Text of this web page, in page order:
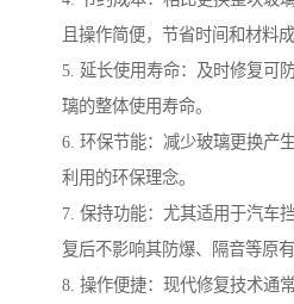
且操作简便，节省时间和材料成
5. 延长使用寿命：及时修复可
璃的整体使用寿命。
6. 环保节能：减少玻璃更换产
利用的环保理念。
7. 保持功能：尤其适用于汽车
复后不影响其防爆、隔音等原有
8. 操作便捷：现代修复技术通